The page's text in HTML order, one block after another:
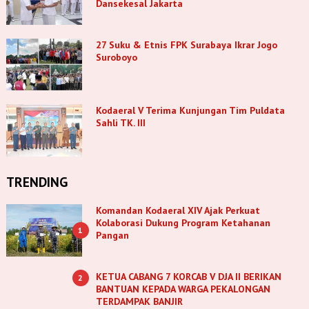
Dansekesal Jakarta
27 Suku & Etnis FPK Surabaya Ikrar Jogo
Suroboyo
Kodaeral V Terima Kunjungan Tim Puldata
Sahli TK. III
TRENDING
1
Komandan Kodaeral XIV Ajak Perkuat
Kolaborasi Dukung Program Ketahanan
Pangan
2
KETUA CABANG 7 KORCAB V DJA II BERIKAN
BANTUAN KEPADA WARGA PEKALONGAN
TERDAMPAK BANJIR